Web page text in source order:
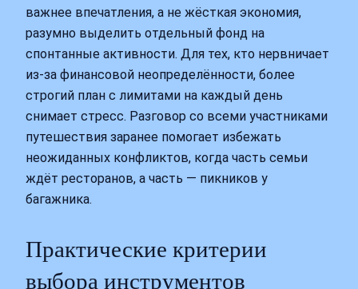
важнее впечатления, а не жёсткая экономия,
разумно выделить отдельный фонд на
спонтанные активности. Для тех, кто нервничает
из‑за финансовой неопределённости, более
строгий план с лимитами на каждый день
снимает стресс. Разговор со всеми участниками
путешествия заранее помогает избежать
неожиданных конфликтов, когда часть семьи
ждёт ресторанов, а часть — пикников у
багажника.
Практические критерии
выбора инструментов